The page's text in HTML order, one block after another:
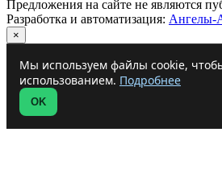
Предложения на сайте не являются
Разработка и автоматизация: Ангелы-
×
Мы используем файлы cookie,
использованием. Подробнее
OK